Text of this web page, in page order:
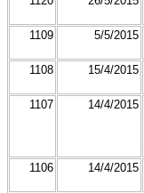
1109 5/5/2015
1108 15/4/2015
1107 14/4/2015
1106 14/4/2015